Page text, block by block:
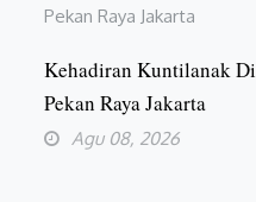
Kehadiran Kuntilanak Di
Pekan Raya Jakarta
Agu 08, 2026